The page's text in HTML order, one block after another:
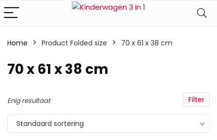
Home Product Folded size ‎70 x 61 x 38 cm
‎70 x 61 x 38 cm
Filter
Enig resultaat
Standaard sortering